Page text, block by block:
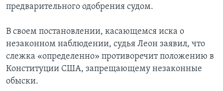
предварительного одобрения судом.
В своем постановлении, касающемся иска о
незаконном наблюдении, судья Леон заявил, что
слежка «определенно» противоречит положению в
Конституции США, запрещающему незаконные
обыски.